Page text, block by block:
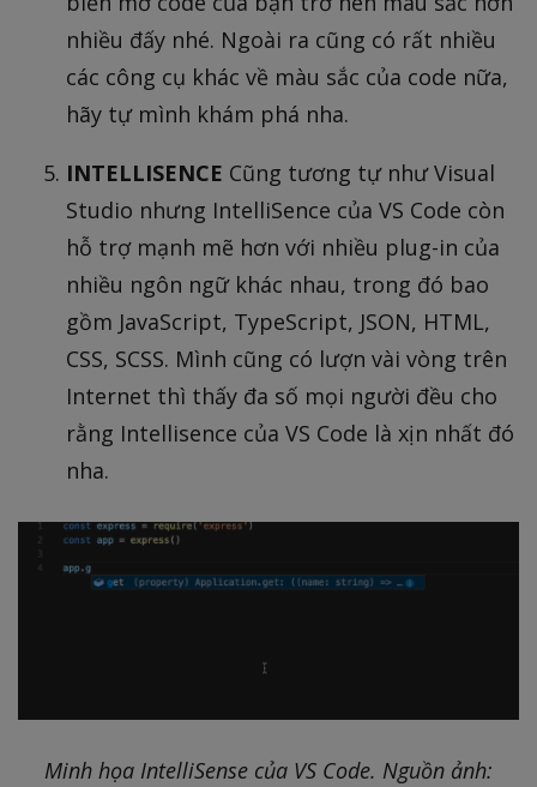
nhiều đấy nhé. Ngoài ra cũng có rất nhiều
các công cụ khác về màu sắc của code nữa,
hãy tự mình khám phá nha.
INTELLISENCE Cũng tương tự như Visual
Studio nhưng IntelliSence của VS Code còn
hỗ trợ mạnh mẽ hơn với nhiều plug-in của
nhiều ngôn ngữ khác nhau, trong đó bao
gồm JavaScript, TypeScript, JSON, HTML,
CSS, SCSS. Mình cũng có lượn vài vòng trên
Internet thì thấy đa số mọi người đều cho
rằng Intellisence của VS Code là xịn nhất đó
nha.
Minh họa IntelliSense của VS Code. Nguồn ảnh: